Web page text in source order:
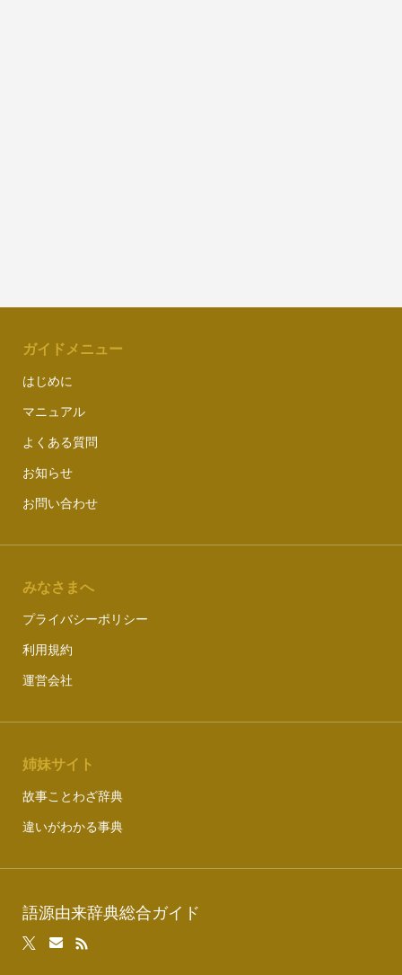
ガイドメニュー
はじめに
マニュアル
よくある質問
お知らせ
お問い合わせ
みなさまへ
プライバシーポリシー
利用規約
運営会社
姉妹サイト
故事ことわざ辞典
違いがわかる事典
語源由来辞典総合ガイド